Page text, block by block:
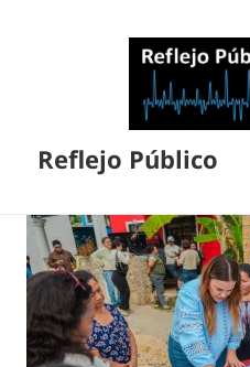
Reflejo Público